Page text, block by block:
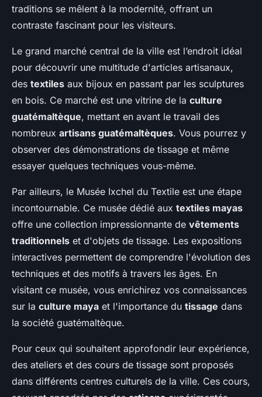
traditions se mêlent à la modernité, offrant un
contraste fascinant pour les visiteurs.
Le grand marché central de la ville est l’endroit idéal
pour découvrir une multitude d'articles artisanaux,
des textiles aux bijoux en passant par les sculptures
en bois. Ce marché est une vitrine de la culture
guatémaltèque, mettant en avant le travail des
nombreux artisans guatémaltèques. Vous pourrez y
observer des démonstrations de tissage et même
essayer quelques techniques vous-même.
Par ailleurs, le Musée Ixchel du Textile est une étape
incontournable. Ce musée dédié aux textiles mayas
offre une collection impressionnante de vêtements
traditionnels et d'objets de tissage. Les expositions
interactives permettent de comprendre l'évolution des
techniques et des motifs à travers les âges. En
visitant ce musée, vous enrichirez vos connaissances
sur la culture maya et l'importance du tissage dans
la société guatémaltèque.
Pour ceux qui souhaitent approfondir leur expérience,
des ateliers et des cours de tissage sont proposés
dans différents centres culturels de la ville. Ces cours,